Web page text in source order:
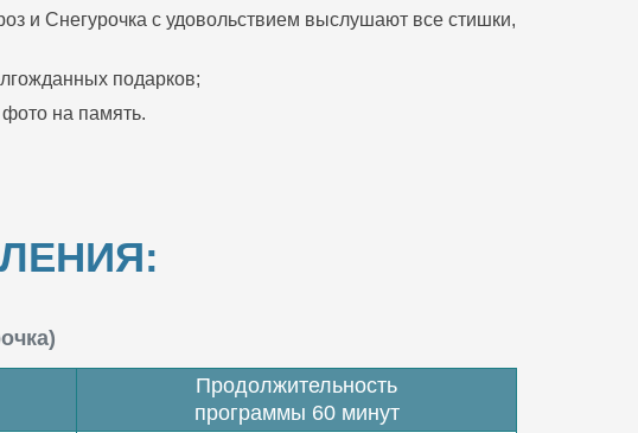
и Снегурочка с удовольствием выслушают все стишки,
подарков;
на память.
Продолжительность
программы 60 минут